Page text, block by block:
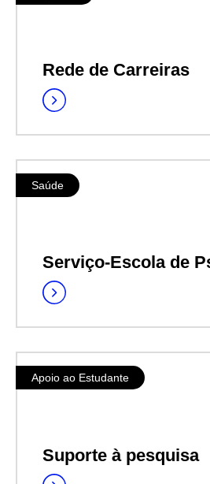
Rede de Carreiras
Saúde
Serviço-Escola de
Apoio ao Estudante
Suporte à pesquisa